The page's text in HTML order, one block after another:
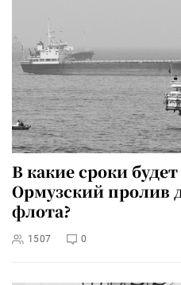
В какие сроки
Ормузский пролив
флота?
1507 0